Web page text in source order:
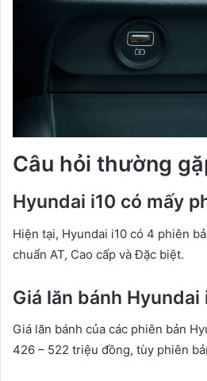
Câu hỏi thường
Hyundai i10 có mấy
Hiện tại, Hyundai i10 có 4 phiên
chuẩn AT, Cao cấp và Đặc biệt.
Giá lăn bánh Hyundai
Giá lăn bánh của các phiên bản
426 – 522 triệu đồng, tùy phiên